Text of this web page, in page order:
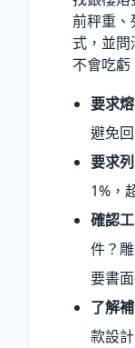
前秤重、
式，並問
不會吃虧
要求
避免
要求
1%，
確認
件？
要書
了解
款設